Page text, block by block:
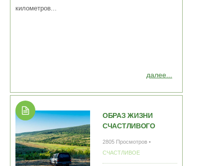
далее...
километров...
ОБРАЗ ЖИЗНИ
СЧАСТЛИВОГО
2805 Просмотров •
СЧАСТЛИВОЕ